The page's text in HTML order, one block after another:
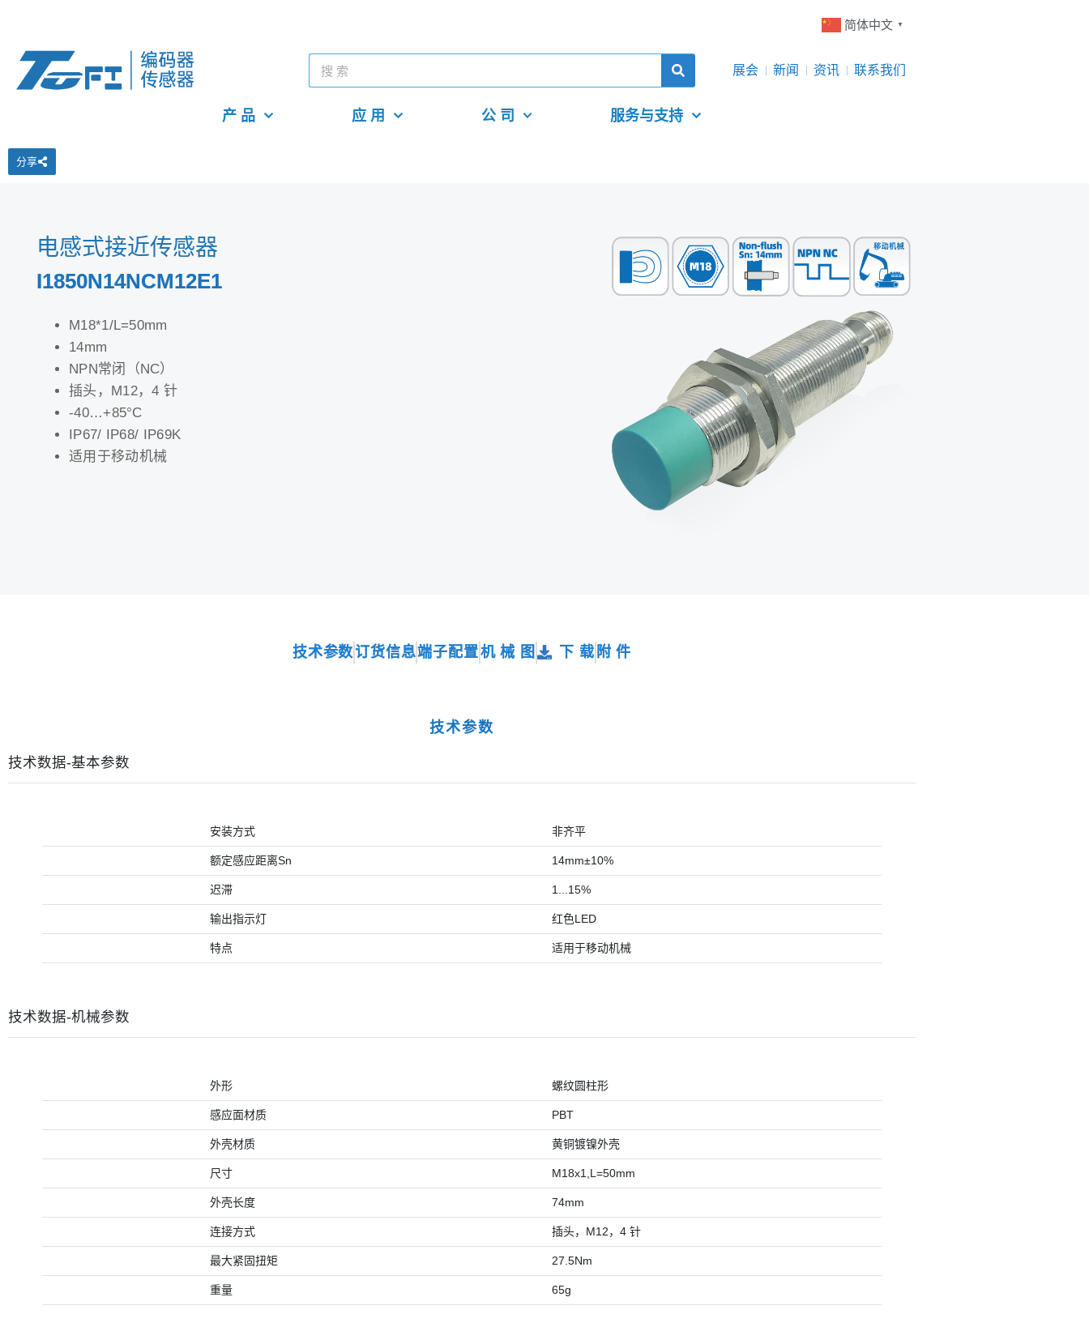
简体中文 ▼
展会 新闻 资讯 联系我们
产 品 应 用 公 司 服务与支持
分享
电感式接近传感器
I1850N14NCM12E1
M18*1/L=50mm
14mm
NPN常闭（NC）
插头，M12，4 针
-40…+85°C
IP67/ IP68/ IP69K
适用于移动机械
技术参数订货信息端子配置机 械 图 下 载 附 件
技术参数
技术数据-基本参数
安装方式 非齐平
额定感应距离Sn 14mm±10%
迟滞 1...15%
输出指示灯 红色LED
特点 适用于移动机械
技术数据-机械参数
外形 螺纹圆柱形
感应面材质 PBT
外壳材质 黄铜镀镍外壳
尺寸 M18x1,L=50mm
外壳长度 74mm
连接方式 插头，M12，4 针
最大紧固扭矩 27.5Nm
重量 65g